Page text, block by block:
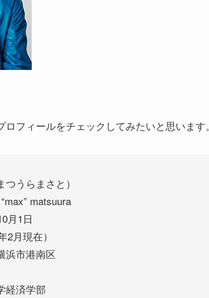
フィールをチェックしてみたいと思います。
うらまさと）
matsuura
月1日
2月現在）
浜市港南区
経済学部